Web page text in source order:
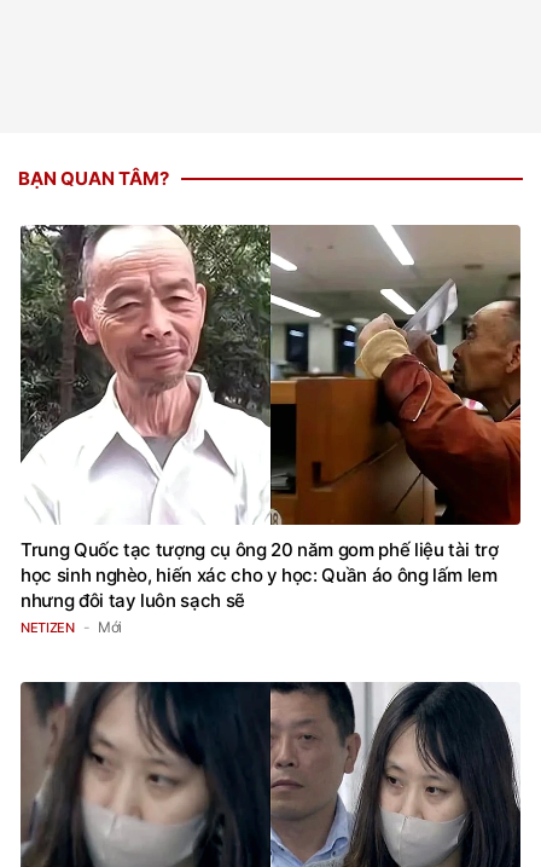
BẠN QUAN TÂM?
Trung Quốc tạc tượng cụ ông 20 năm gom phế liệu tài trợ
học sinh nghèo, hiến xác cho y học: Quần áo ông lấm lem
nhưng đôi tay luôn sạch sẽ
NETIZEN Mới